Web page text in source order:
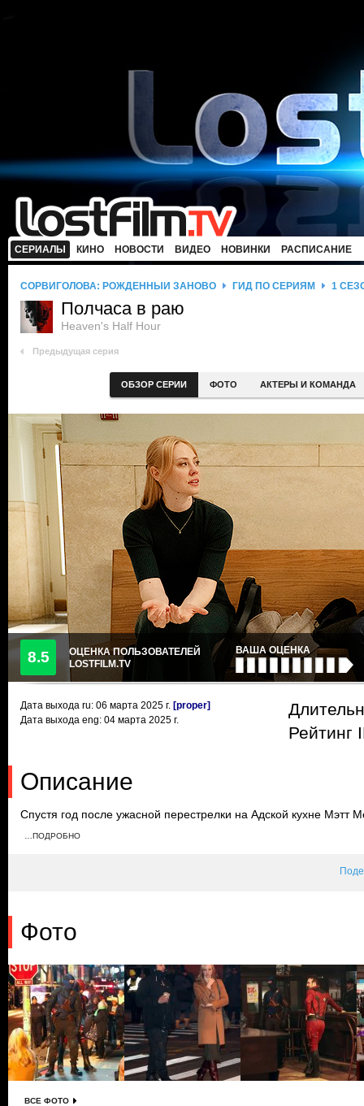
СЕРИАЛЫ КИНО НОВОСТИ ВИДЕО НОВИНКИ РАСПИСАНИЕ
СОРВИГОЛОВА: РОЖДЕННЫЙ ЗАНОВО ГИД ПО СЕРИЯМ 1
Полчаса в раю
Heaven's Half Hour
Предыдущая серия
ОБЗОР СЕРИИ ФОТО АКТЕРЫ И КОМАНДА
8.5
ОЦЕНКА ПОЛЬЗОВАТЕЛЕЙ
LOSTFILM.TV
ВАША ОЦЕНКА
Дата выхода ru: 06 марта 2025 г. [proper]
Дата выхода eng: 04 марта 2025 г.
Рейтинг
Описание
Спустя год после ужасной перестрелки на Адской кухне Мэтт
окружным прокурором Кирстен МакДаффи. Новой коллеге
…ПОДРОБНО
Фото
ВСЕ ФОТО